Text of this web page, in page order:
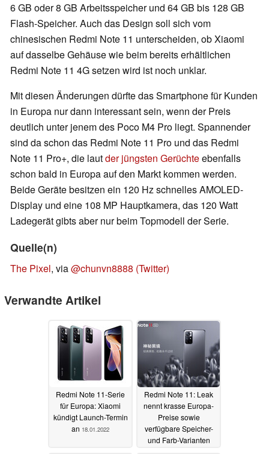
6 GB oder 8 GB Arbeitsspeicher und 64 GB bis 128 GB
Flash-Speicher. Auch das Design soll sich vom
chinesischen Redmi Note 11 unterscheiden, ob Xiaomi
auf dasselbe Gehäuse wie beim bereits erhältlichen
Redmi Note 11 4G setzen wird ist noch unklar.
Mit diesen Änderungen dürfte das Smartphone für Kunden
in Europa nur dann interessant sein, wenn der Preis
deutlich unter jenem des Poco M4 Pro liegt. Spannender
sind da schon das Redmi Note 11 Pro und das Redmi
Note 11 Pro+, die lautder jüngsten Gerüchteebenfalls
schon bald in Europa auf den Markt kommen werden.
Beide Geräte besitzen ein 120 Hz schnelles AMOLED-
Display und eine 108 MP Hauptkamera, das 120 Watt
Ladegerät gibts aber nur beim Topmodell der Serie.
Quelle(n)
The Pixel, via@chunvn8888 (Twitter)
Verwandte Artikel
Redmi Note 11-Serie
für Europa: Xiaomi
kündigt Launch-Termin
an 18.01.2022
Redmi Note 11: Leak
nennt krasse Europa-
Preise sowie
verfügbare Speicher-
und Farb-Varianten